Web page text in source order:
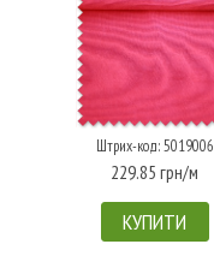
Штрих-код: 5019006
229.85 грн/м
КУПИТИ